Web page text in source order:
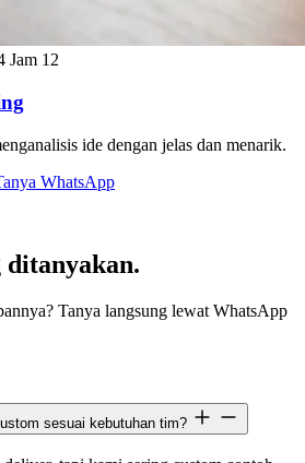
Jam 12
ide dengan jelas dan menarik.
WhatsApp
ditanyakan.
Tanya langsung lewat WhatsApp
sesuai kebutuhan tim?